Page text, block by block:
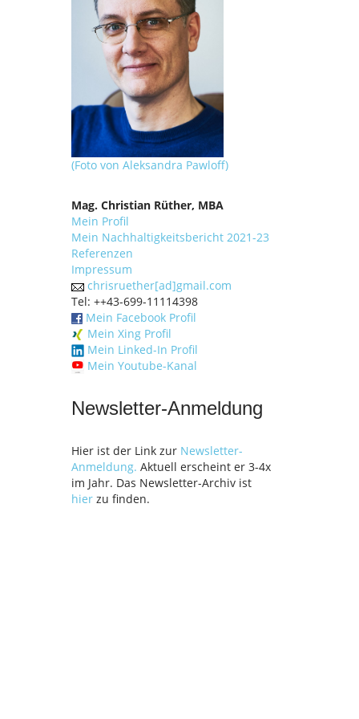
(Foto von Aleksandra Pawloff)
Mag. Christian Rüther, MBA
Mein Profil
Mein Nachhaltigkeitsbericht 2021-23
Referenzen
Impressum
chrisruether[ad]gmail.com
Tel: ++43-699-11114398
Mein Facebook Profil
Mein Xing Profil
Mein Linked-In Profil
Mein Youtube-Kanal
Newsletter-Anmeldung
Hier ist der Link zur Newsletter-
Anmeldung. Aktuell erscheint er 3-4x
im Jahr. Das Newsletter-Archiv ist
hierzu finden.